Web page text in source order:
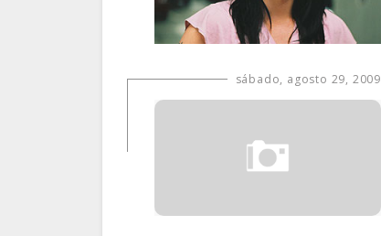
sábado, agosto 29, 2009